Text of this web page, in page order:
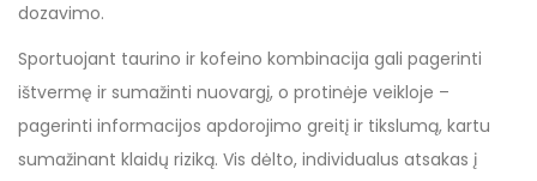
dozavimo.
Sportuojant taurino ir kofeino kombinacija gali pagerinti
ištvermę ir sumažinti nuovargį, o protinėje veikloje –
pagerinti informacijos apdorojimo greitį ir tikslumą, kartu
sumažinant klaidų riziką. Vis dėlto, individualus atsakas į